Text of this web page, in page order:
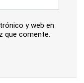
y web en
que comente.